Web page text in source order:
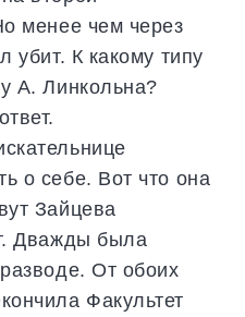
менее чем через
убит. К какому типу
А. Линкольна?
о себе. Вот что она
Зайцева
Дважды была
От обоих
Факультет